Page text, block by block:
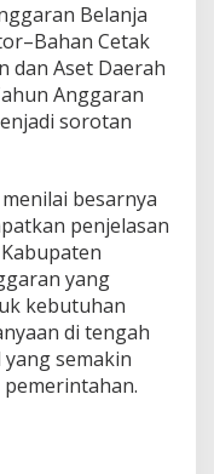
Belanja
Cetak
dan Aset Daerah
Anggaran
sorotan
besarnya
penjelasan
yang
kebutuhan
di tengah
semakin